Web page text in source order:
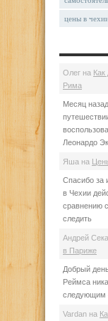
цены в
Олег на Как
Рима
Месяц
Леонардо
Яша на
Спасибо за
в Чехии
сравнению
следить
Андрей
в Париже
Добрый
Реймса
следующим
Vardan на